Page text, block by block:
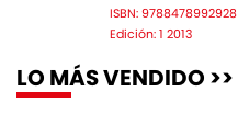
ISBN: 9788478992928
Edición: 1 2013
LO MÁS VENDIDO >>